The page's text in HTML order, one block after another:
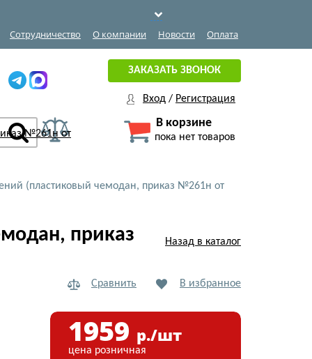
Сотрудничество О компании Новости Оплата
ЗАКАЗАТЬ ЗВОНОК
Вход / Регистрация
В корзине
пока нет товаров
(пластиковый чемодан, приказ №261н от
приказ
Назад в каталог
Сравнить В избранное
1959 р./шт
цена розничная